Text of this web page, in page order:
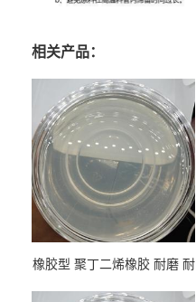
相关产品：
橡胶型 聚丁二烯橡胶 耐磨 耐